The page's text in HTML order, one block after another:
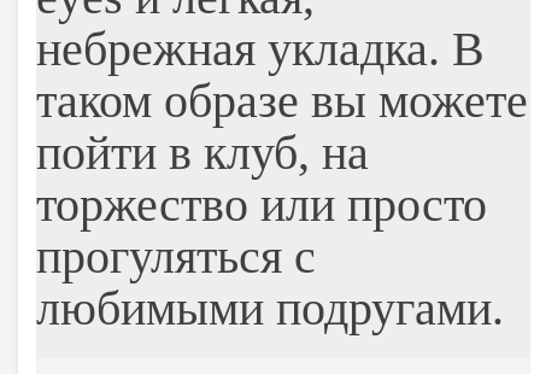
небрежная укладка. В
таком образе вы можете
пойти в клуб, на
торжество или просто
прогуляться с
любимыми подругами.